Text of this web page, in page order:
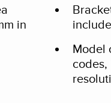
in
Model
codes,